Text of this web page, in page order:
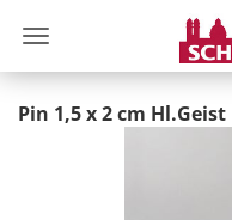
Pin 1,5 x 2 cm